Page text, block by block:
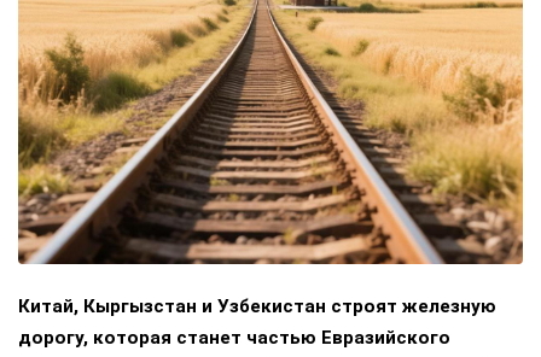
Китай, Кыргызстан и Узбекистан строят железную
дорогу, которая станет частью Евразийского